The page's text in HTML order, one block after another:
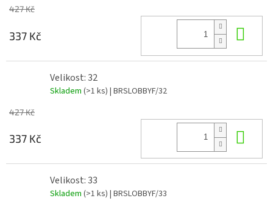
427 Kč
337 Kč
Velikost: 32
Skladem (>1 ks) | BRSLOBBYF/32
427 Kč
337 Kč
Velikost: 33
Skladem (>1 ks) | BRSLOBBYF/33